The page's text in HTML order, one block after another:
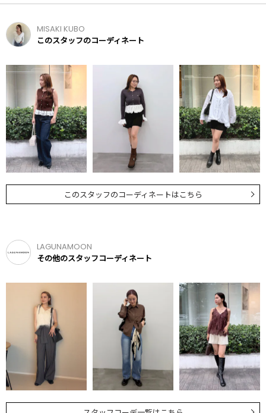
MISAKI KUBO
このスタッフのコーディネート
このスタッフのコーディネートはこちら
LAGUNAMOON
その他のスタッフコーディネート